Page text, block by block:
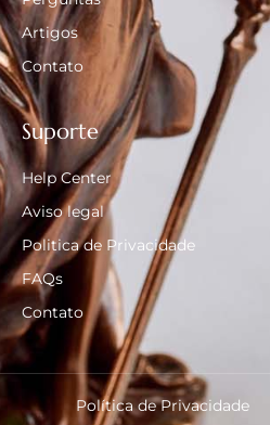
Artigos
Contato
Suporte
Help Center
Aviso legal
Politica de Privacidade
FAQs
Contato
Política de Privacidade